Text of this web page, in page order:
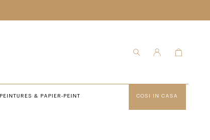
PEINTURES & PAPIER-PEINT COSI IN CASA